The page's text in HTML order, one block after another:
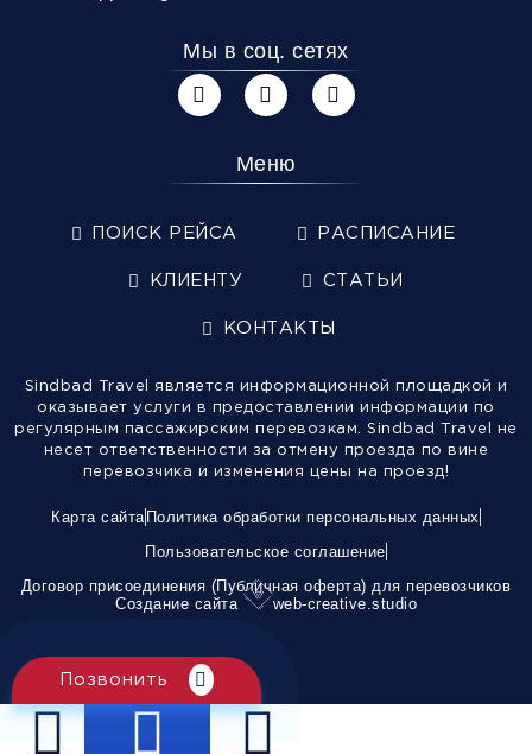
Мы в соц. сетях
Меню
ПОИСК РЕЙСА РАСПИСАНИЕ
КЛИЕНТУ СТАТЬИ
КОНТАКТЫ
Sindbad Travel является информационной площадкой и
оказывает услуги в предоставлении информации по
регулярным пассажирским перевозкам. Sindbad Travel не
несет ответственности за отмену проезда по вине
перевозчика и изменения цены на проезд!
Карта сайта Политика обработки персональных данных
Пользовательское соглашение
Договор присоединения (Публичная оферта) для перевозчиков
Создание сайта
web-creative.studio
Позвонить